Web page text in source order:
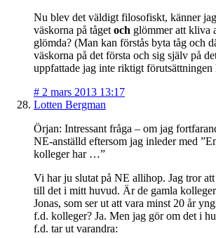
Nu blev det väldigt filosofiskt, känner
väskorna på tåget och glömmer att kliva
glömda? (Man kan förstås byta tåg och
väskorna på det första och sig själv på
uppfattade jag inte riktigt förutsättningen
# 2 mars 2013 13:17
Lotten Bergman
Örjan: Intressant fråga – om jag
NE-anställd eftersom jag inleder med
kolleger har …”
Vi har ju slutat på NE allihop. Jag tror
till det i mitt huvud. Är de gamla
Jonas, som ser ut att vara minst 20 år
f.d. kolleger? Ja. Men jag gör om det i
f.d. tar ut varandra: